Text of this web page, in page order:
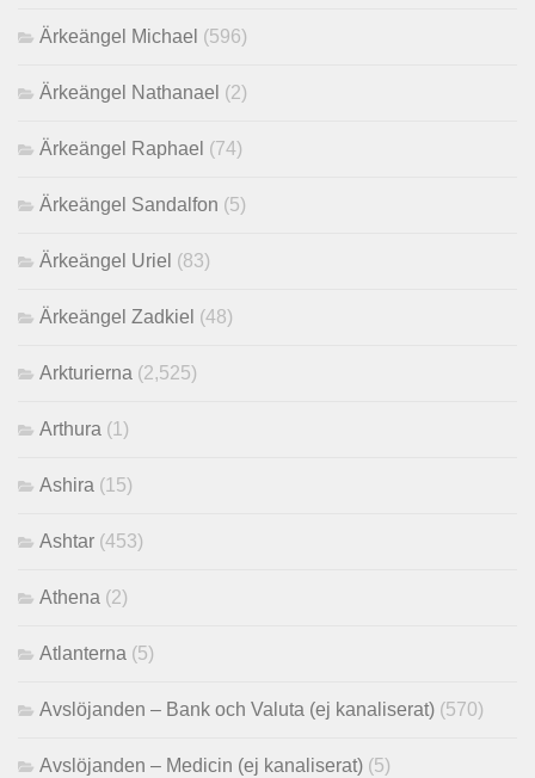
Ärkeängel Michael (596)
Ärkeängel Nathanael (2)
Ärkeängel Raphael (74)
Ärkeängel Sandalfon (5)
Ärkeängel Uriel (83)
Ärkeängel Zadkiel (48)
Arkturierna (2,525)
Arthura (1)
Ashira (15)
Ashtar (453)
Athena (2)
Atlanterna (5)
Avslöjanden – Bank och Valuta (ej kanaliserat) (570)
Avslöjanden – Medicin (ej kanaliserat) (5)